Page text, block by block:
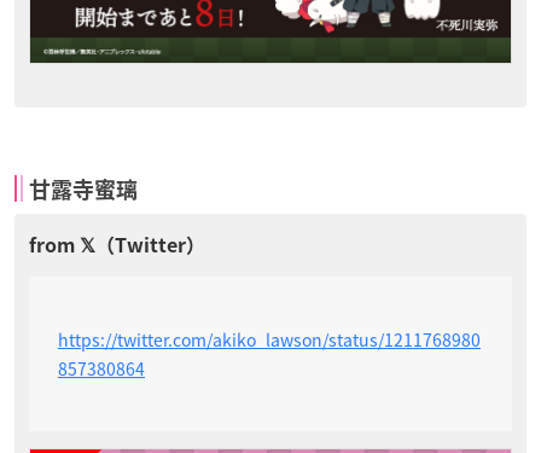
甘露寺蜜璃
https://twitter.com/akiko_lawson/status/1211768980
857380864